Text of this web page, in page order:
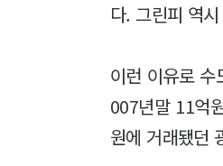
다. 그린피 역
이런 이유로
007년말 11억
원에 거래됐던